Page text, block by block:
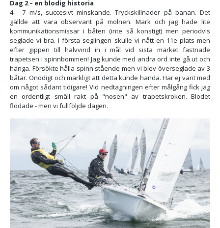
Dag 2 – en blodig historia
4 - 7 m/s, succesivt minskande. Tryckskillnader på banan. Det
gällde att vara observant på molnen. Mark och jag hade lite
kommunikationsmissar i båten (inte så konstigt) men periodvis
seglade vi bra. I första seglingen skulle vi nått en 11e plats men
efter gippen till halvvind in i mål vid sista märket fastnade
trapetsen i spinnbommen! Jag kunde med andra ord inte gå ut och
hänga. Försökte hålla spinn stående men vi blev överseglade av 3
båtar. Onödigt och märkligt att detta kunde hända. Har ej varit med
om något sådant tidigare! Vid nedtagningen efter målgång fick jag
en ordentligt smäll rakt på "nosen" av trapetskroken. Blodet
flödade - men vi fullföljde dagen.